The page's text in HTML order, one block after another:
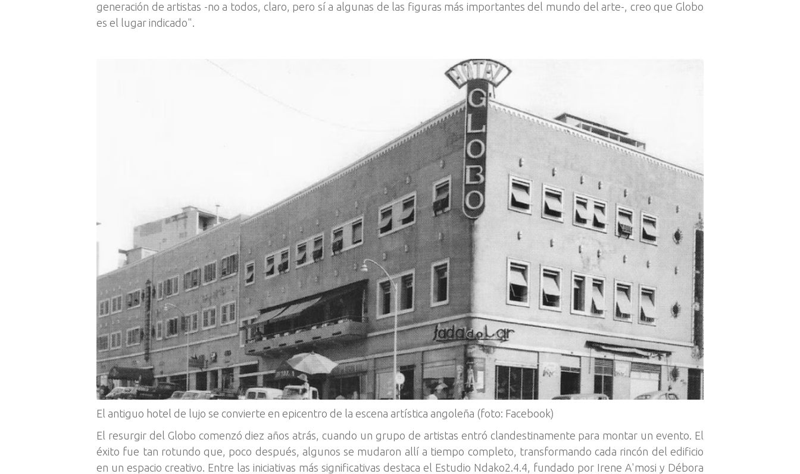
generación de artistas -no a todos, claro, pero sí a algunas de las figuras más importantes del mundo del arte-, creo que Globo
es el lugar indicado".
El antiguo hotel de lujo se convierte en epicentro de la escena artística angoleña (foto: Facebook)
El resurgir del Globo comenzó diez años atrás, cuando un grupo de artistas entró clandestinamente para montar un evento. El
éxito fue tan rotundo que, poco después, algunos se mudaron allí a tiempo completo, transformando cada rincón del edificio
en un espacio creativo. Entre las iniciativas más significativas destaca el Estudio Ndako2.4.4, fundado por Irene A'mosi y Débora